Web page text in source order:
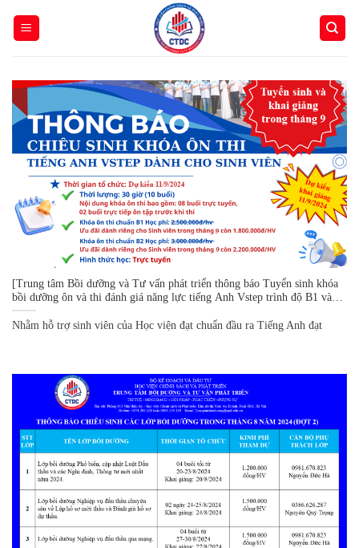
[Trung tâm Bồi dưỡng và Tư vấn phát triển thông báo Tuyển sinh khóa
bồi dưỡng ôn và thi đánh giá năng lực tiếng Anh Vstep trình độ B1 và
B2 dành cho sinh viên Học viện Chính sách và Phát triển trong tháng
9/2024]
Nhằm hỗ trợ sinh viên của Học viện đạt chuẩn đầu ra Tiếng Anh đạt